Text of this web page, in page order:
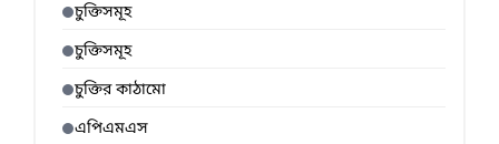
চুক্তিসমূহ
চুক্তিসমূহ
চুক্তির কাঠামো
এপিএমএস